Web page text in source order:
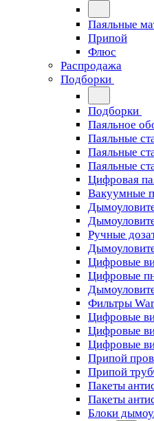
Паяльные
Припой
Флюс
Распродажа
Подборки
Подборки
Паяльное
Паяльные
Паяльные
Паяльные
Цифровая
Вакуумные
Ручные
Цифровые
Цифровые
Фильтры
Цифровые
Цифровые
Цифровые
Припой
Припой
Пакеты
Пакеты
Блоки